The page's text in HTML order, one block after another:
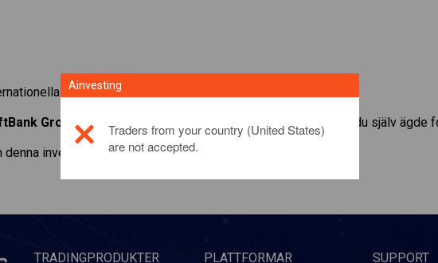
fonder med Ainvestings CFD-tradingplattform.
Group Corp.. Få kurser och utdelningar i realtid som om du själv ägde
denna investeringsprodukt,klicka här
TRADINGPRODUKTER PLATTFORMAR SUPPORT
Ainvesting
Traders from your country (United States)
are not accepted.